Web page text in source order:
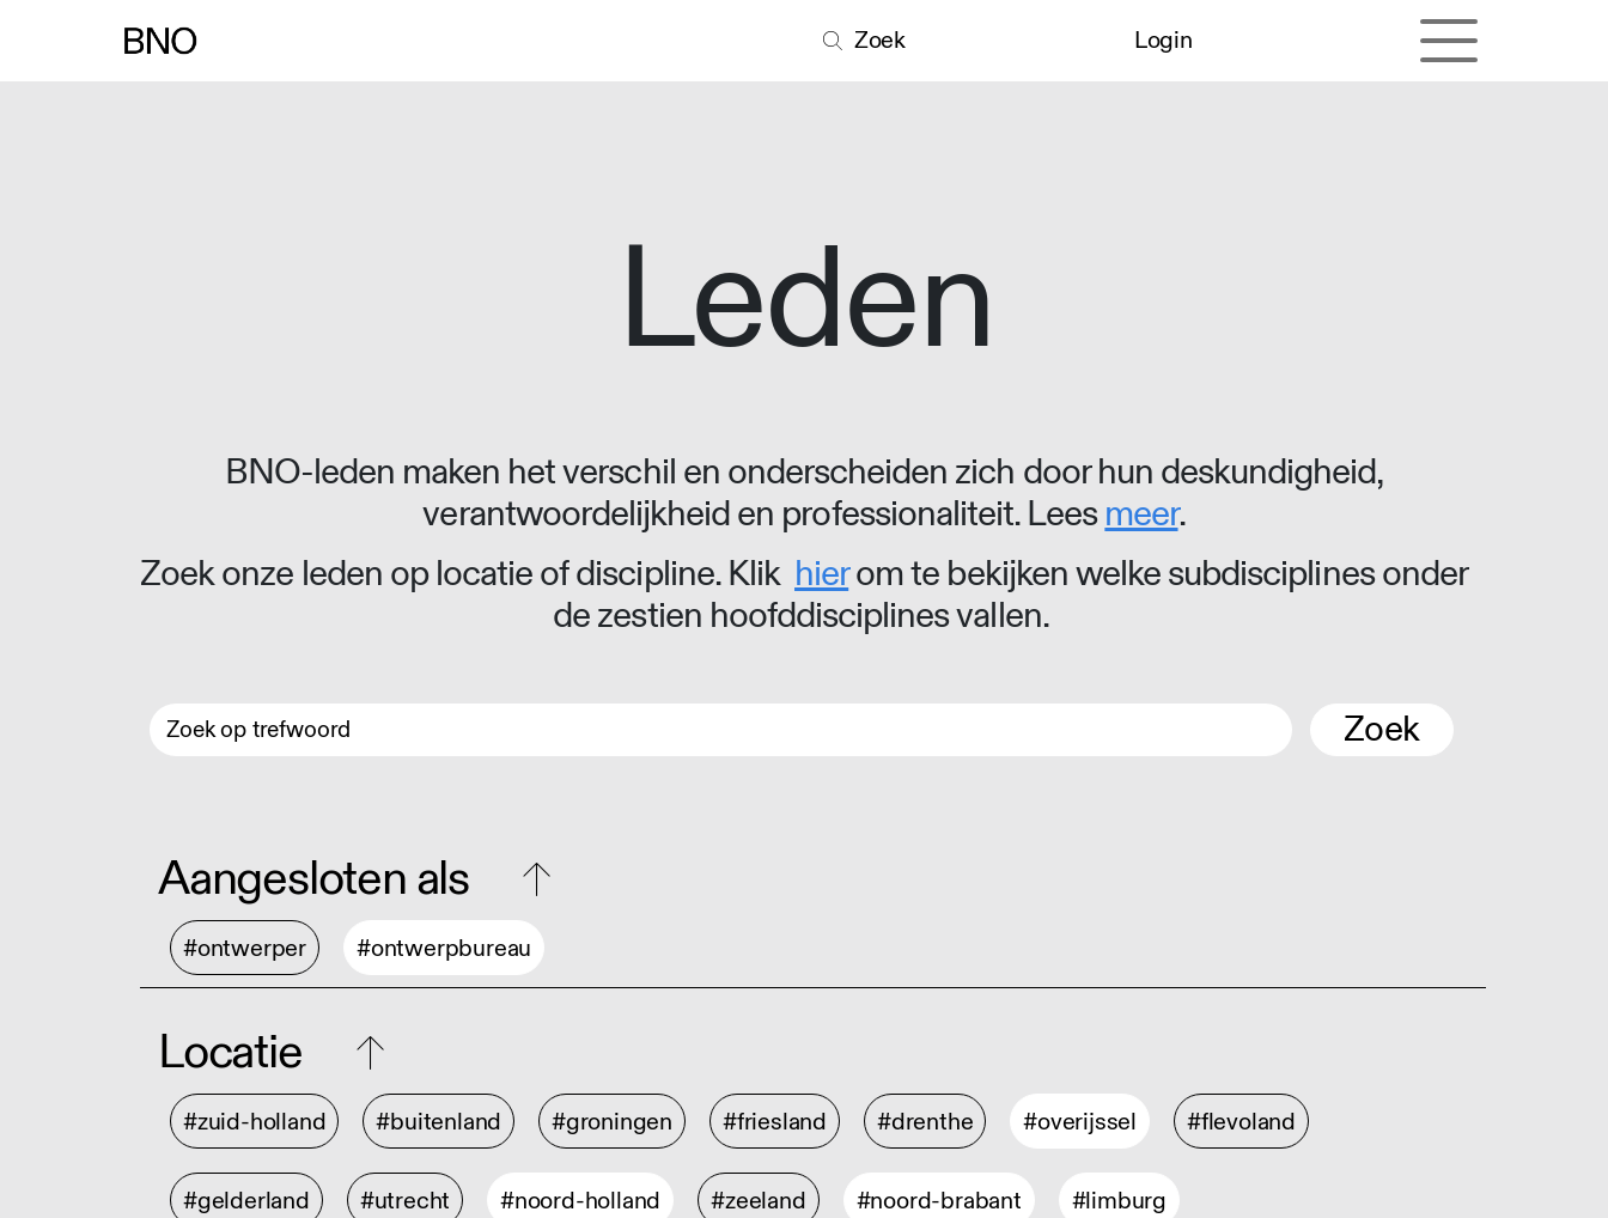
Zoek Login
Leden
BNO-leden maken het verschil en onderscheiden zich door hun deskundigheid,
verantwoordelijkheid en professionaliteit. Leesmeer.
Zoek onze leden op locatie of discipline. Klik hierom te bekijken welke subdisciplines onder
de zestien hoofddisciplines vallen.
Zoek
Aangesloten als
#ontwerper #ontwerpbureau
Locatie
#zuid-holland #buitenland #groningen #friesland #drenthe #overijssel #flevoland
#gelderland #utrecht #noord-holland #zeeland #noord-brabant #limburg